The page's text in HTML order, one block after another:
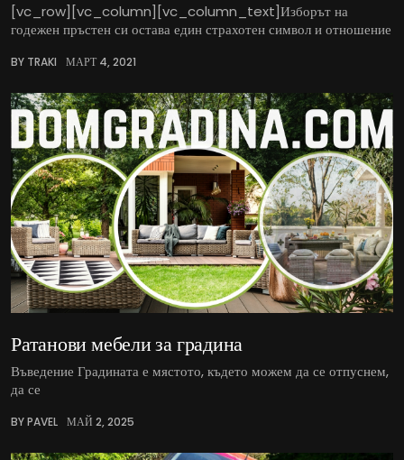
[vc_row][vc_column][vc_column_text]Изборът на
годежен пръстен си остава един страхотен символ и отношение
BY TRAKI МАРТ 4, 2021
Ратанови мебели за градина
Въведение Градината е мястото, където можем да се отпуснем,
да се
BY PAVEL МАЙ 2, 2025